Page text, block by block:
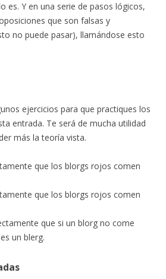
es. Y en una serie de pasos lógicos,
que son falsas y
no puede pasar), llamándose esto
ejercicios para que practiques los
entrada. Te será de mucha utilidad
más la teoría vista.
que los blorgs rojos comen
que los blorgs rojos comen
que si un blorg no come
un blerg.